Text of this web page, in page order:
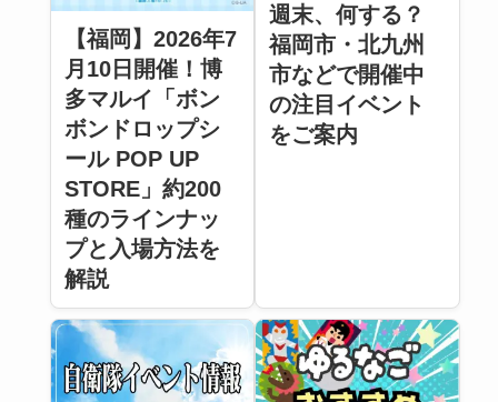
【福岡】2026年7
月10日開催！博
多マルイ「ボン
ボンドロップシ
ール POP UP
STORE」約200
種のラインナッ
プと入場方法を
解説
週末、何する？
福岡市・北九州
市などで開催中
の注目イベント
をご案内